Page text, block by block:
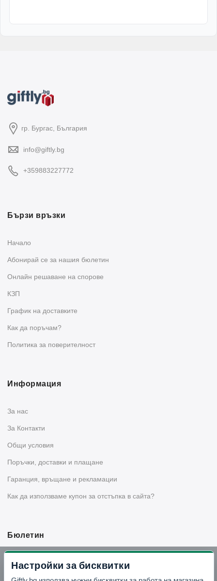
гр. Бургас, България
info@giftly.bg
+359883227772
Бързи връзки
Начало
Абонирай се за нашия бюлетин
Oнлайн решаване на спорове
КЗП
График на доставките
Как да поръчам?
Политика за поверителност
Информация
За нас
За Контакти
Общи условия
Поръчки, доставки и плащане
Гаранция, връщане и рекламации
Как да използваме купон за отстъпка в сайта?
Бюлетин
Вземи -10% отстъпка в Telegram
Настройки за бисквитки